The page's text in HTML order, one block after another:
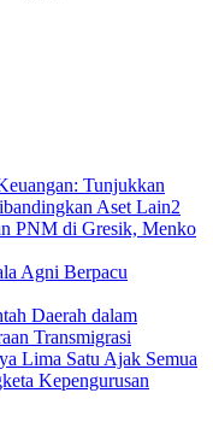
Tunjukkan
Aset Lain2
PNM di Gresik, Menko
Agni Berpacu
Daerah dalam
Transmigrasi
Lima Satu Ajak Semua
Kepengurusan